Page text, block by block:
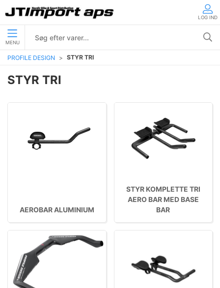
LOG IND
MENU
PROFILE DESIGN STYR TRI
STYR TRI
AEROBAR ALUMINIUM
STYR KOMPLETTE TRI
AERO BAR MED BASE
BAR